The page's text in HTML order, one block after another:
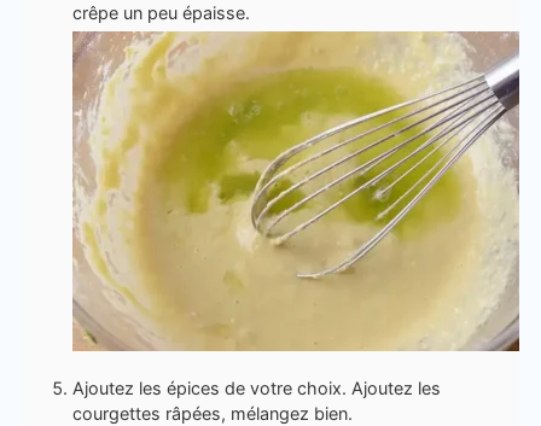
crêpe un peu épaisse.
Ajoutez les épices de votre choix. Ajoutez les
courgettes râpées, mélangez bien.